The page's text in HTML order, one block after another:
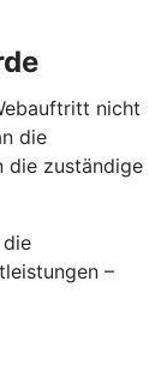
nicht
die
die zuständige
–